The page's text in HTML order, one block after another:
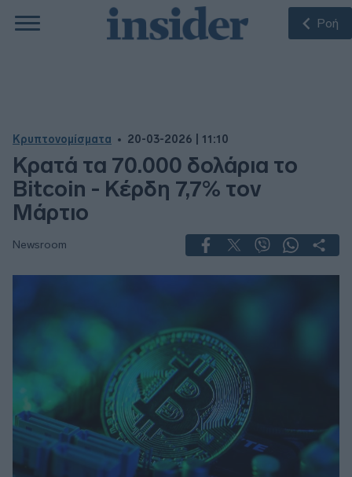
Ροή
Κρυπτονομίσματα 20-03-2026 | 11:10
Κρατά τα 70.000 δολάρια το
Bitcoin - Κέρδη 7,7% τον
Μάρτιο
Newsroom